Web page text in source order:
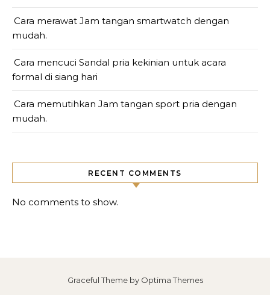
Cara merawat Jam tangan smartwatch dengan
mudah.
Cara mencuci Sandal pria kekinian untuk acara
formal di siang hari
Cara memutihkan Jam tangan sport pria dengan
mudah.
RECENT COMMENTS
No comments to show.
Graceful Theme by Optima Themes